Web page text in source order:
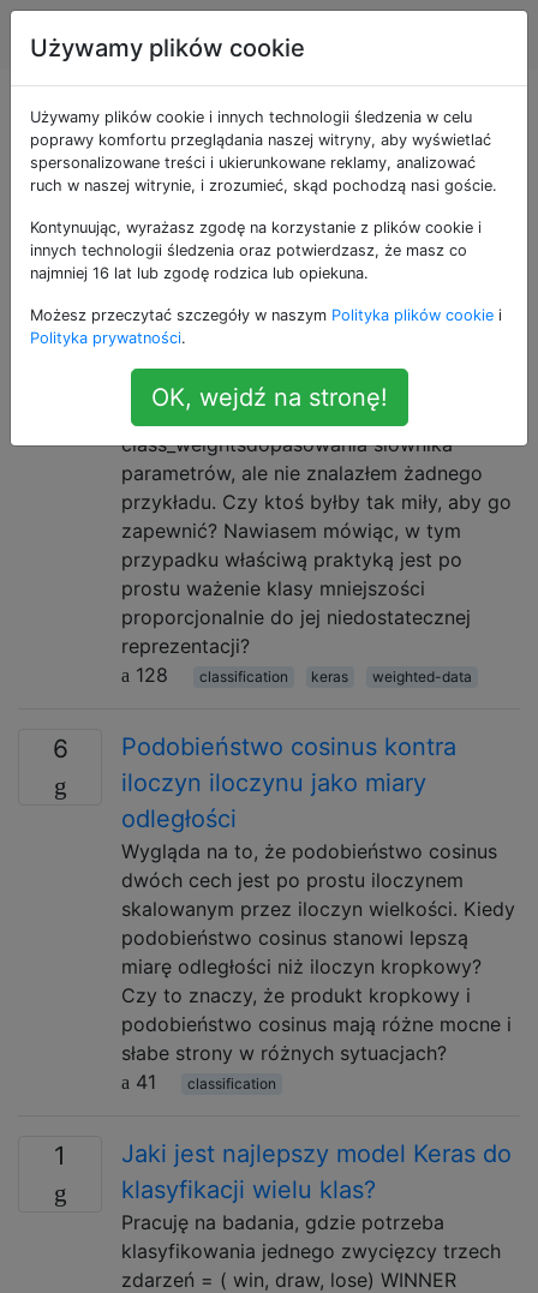
Nauka danych
Pytania otagowane
jako classification
Instancja nadzorowanego uczenia, która identyfikuje
kategorię lub kategorie, do których należy nowa
8
Jak ustawić wagi klas dla klas
niezrównoważonych w Keras?
Wiem, że w Keras istnieje możliwość
class_weightsdopasowania słownika
parametrów, ale nie znalazłem żadnego
przykładu. Czy ktoś byłby tak miły, aby go
zapewnić? Nawiasem mówiąc, w tym
przypadku właściwą praktyką jest po
prostu ważenie klasy mniejszości
proporcjonalnie do jej niedostatecznej
reprezentacji?
128
classification keras weighted-data
6
Podobieństwo cosinus kontra
iloczyn iloczynu jako miary
odległości
Wygląda na to, że podobieństwo cosinus
dwóch cech jest po prostu iloczynem
skalowanym przez iloczyn wielkości. Kiedy
podobieństwo cosinus stanowi lepszą
miarę odległości niż iloczyn kropkowy?
Czy to znaczy, że produkt kropkowy i
podobieństwo cosinus mają różne mocne i
słabe strony w różnych sytuacjach?
41
classification
1
Jaki jest najlepszy model Keras do
klasyfikacji wielu klas?
Pracuję na badania, gdzie potrzeba
klasyfikowania jednego zwycięzcy trzech
zdarzeń = ( win, draw, lose) WINNER
Używamy plików cookie
Używamy plików cookie i innych technologii śledzenia w celu
poprawy komfortu przeglądania naszej witryny, aby wyświetlać
spersonalizowane treści i ukierunkowane reklamy, analizować
ruch w naszej witrynie, i zrozumieć, skąd pochodzą nasi goście.
Kontynuując, wyrażasz zgodę na korzystanie z plików cookie i
innych technologii śledzenia oraz potwierdzasz, że masz co
najmniej 16 lat lub zgodę rodzica lub opiekuna.
Możesz przeczytać szczegóły w naszym Polityka plików cookie i
Polityka prywatności.
OK, wejdź na stronę!